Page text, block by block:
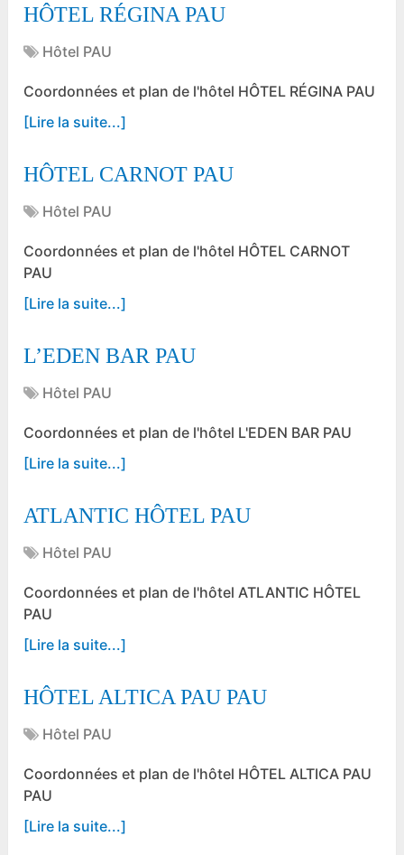
HÔTEL RÉGINA PAU
Hôtel PAU
Coordonnées et plan de l'hôtel HÔTEL RÉGINA PAU
[Lire la suite...]
HÔTEL CARNOT PAU
Hôtel PAU
Coordonnées et plan de l'hôtel HÔTEL CARNOT
PAU
[Lire la suite...]
L’EDEN BAR PAU
Hôtel PAU
Coordonnées et plan de l'hôtel L'EDEN BAR PAU
[Lire la suite...]
ATLANTIC HÔTEL PAU
Hôtel PAU
Coordonnées et plan de l'hôtel ATLANTIC HÔTEL
PAU
[Lire la suite...]
HÔTEL ALTICA PAU PAU
Hôtel PAU
Coordonnées et plan de l'hôtel HÔTEL ALTICA PAU
PAU
[Lire la suite...]